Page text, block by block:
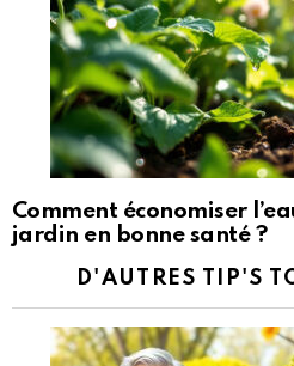
Comment économiser
jardin en bonne santé ?
D'AUTRES TIP'S